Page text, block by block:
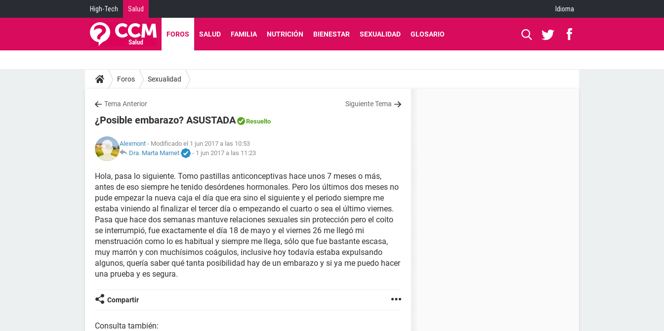
High-Tech Salud Idioma
FOROS SALUD FAMILIA NUTRICIÓN BIENESTAR SEXUALIDAD GLOSARIO
Foros Sexualidad
Tema Anterior Siguiente Tema
¿Posible embarazo? ASUSTADA Resuelto
Alexmont - Modificado el 1 jun 2017 a las 10:53
Dra. Marta Marnet
- 1 jun 2017 a las 11:23
Hola, pasa lo siguiente. Tomo pastillas anticonceptivas hace unos 7 meses o más,
antes de eso siempre he tenido desórdenes hormonales. Pero los últimos dos meses no
pude empezar la nueva caja el día que era sino el siguiente y el periodo siempre me
estaba viniendo al finalizar el tercer día o empezando el cuarto o sea el último viernes.
Pasa que hace dos semanas mantuve relaciones sexuales sin protección pero el coito
se interrumpió, fue exactamente el día 18 de mayo y el viernes 26 me llegó mi
menstruación como lo es habitual y siempre me llega, sólo que fue bastante escasa,
muy marrón y con muchísimos coágulos, inclusive hoy todavía estaba expulsando
algunos, quería saber qué tanta posibilidad hay de un embarazo y si ya me puedo hacer
una prueba y es segura.
Compartir
Consulta también: